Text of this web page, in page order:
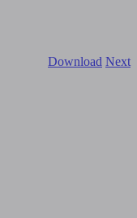
Download Next